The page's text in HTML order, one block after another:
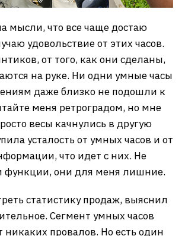
мысли, что все чаще достаю
удовольствие от этих часов.
от того, как они сделаны,
на руке. Ни одни умные часы
даже близко не подошли к
меня ретроградом, но мне
весы качнулись в другую
усталость от умных часов и от
что идет с них. Не
функции, они для меня лишние.
статистику продаж, выяснил
Сегмент умных часов
никаких провалов. Но есть один